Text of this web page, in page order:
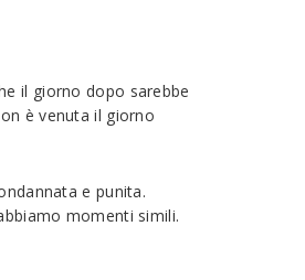
il giorno dopo sarebbe
è venuta il giorno
e punita.
momenti simili.